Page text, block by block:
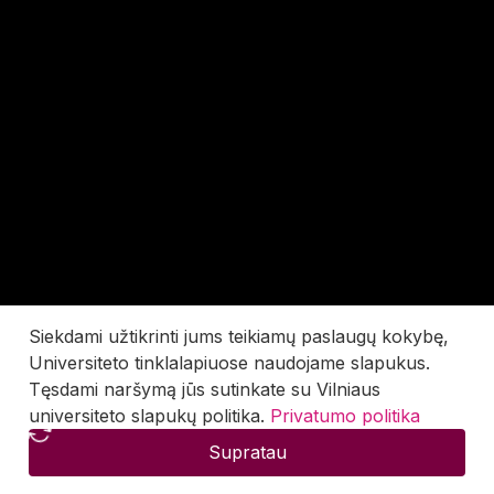
Siekdami užtikrinti jums teikiamų paslaugų kokybę,
Universiteto tinklalapiuose naudojame slapukus.
Tęsdami naršymą jūs sutinkate su Vilniaus
universiteto slapukų politika. Privatumo politika
Supratau